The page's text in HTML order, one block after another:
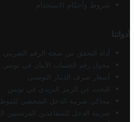
شروط وأحكام الاستخدام
أدواتنا
أداة التحقق من صحة الرقم الضريبي
محول رقم الحساب الآيبان في تونس
أسعار صرف الدينار التونسي
البحث عن الرمز البريدي في تونس
محاكي ضريبة الدخل الشخصي
ضريبة الدخل للمتقاعدين الفرنسيين